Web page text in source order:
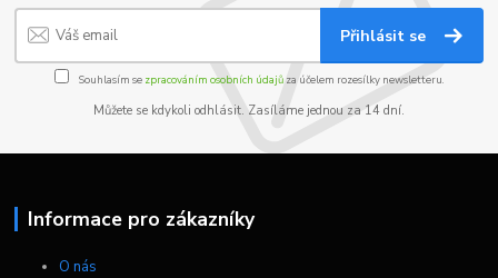
Přihlásit se
Souhlasím se zpracováním osobních údajůza účelem rozesílky newsletteru.
Můžete se kdykoli odhlásit. Zasíláme jednou za 14 dní.
Informace pro zákazníky
O nás